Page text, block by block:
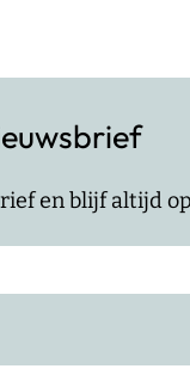
en blijf altijd